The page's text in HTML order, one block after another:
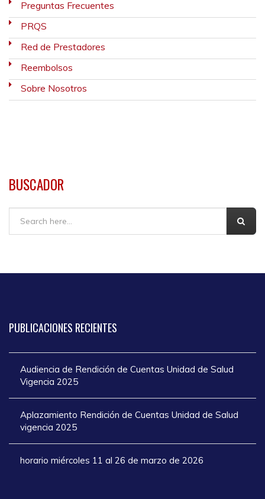
Preguntas Frecuentes
PRQS
Red de Prestadores
Reembolsos
Sobre Nosotros
BUSCADOR
Buscar
PUBLICACIONES RECIENTES
Audiencia de Rendición de Cuentas Unidad de Salud
Vigencia 2025
Aplazamiento Rendición de Cuentas Unidad de Salud
vigencia 2025
horario miércoles 11 al 26 de marzo de 2026